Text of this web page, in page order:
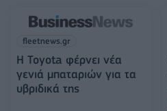
fleetnews.gr
Η Toyota φέρνει νέα
γενιά μπαταριών για τα
υβριδικά της